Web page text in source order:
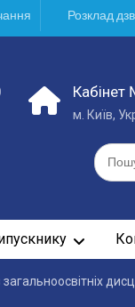
Розклад
Кабінет
м. Київ,
загальноосвітніх